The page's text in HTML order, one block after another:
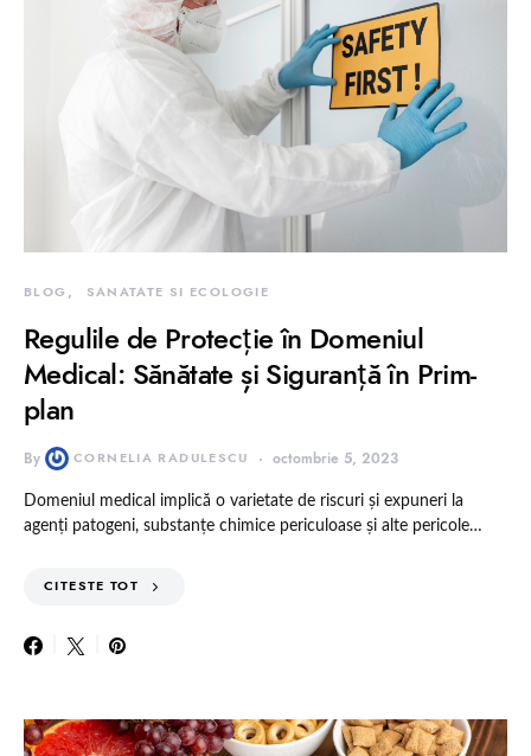
BLOG SANATATE SI ECOLOGIE
Regulile de Protecție în Domeniul
Medical: Sănătate și Siguranță în Prim-
plan
By CORNELIA RADULESCU octombrie 5, 2023
Domeniul medical implică o varietate de riscuri și expuneri la
agenți patogeni, substanțe chimice periculoase și alte pericole…
CITESTE TOT